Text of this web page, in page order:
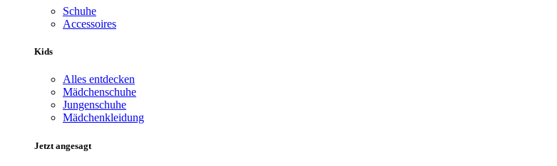
Schuhe
Accessoires
Kids
Alles entdecken
Mädchenschuhe
Jungenschuhe
Mädchenkleidung
Jetzt angesagt